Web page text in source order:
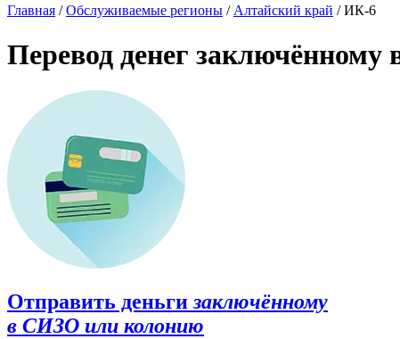
Главная /Обслуживаемые регионы / Алтайский край / ИК-6
Перевод денег
Отправить деньги заключённому
в СИЗО или колонию